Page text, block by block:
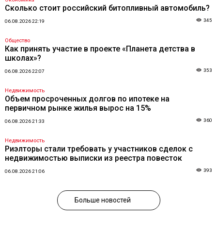
Сколько стоит российский битопливный автомобиль?
06.08.2026 22:19 345
Общество
Как принять участие в проекте «Планета детства в
школах»?
06.08.2026 22:07 353
Недвижимость
Объем просроченных долгов по ипотеке на
первичном рынке жилья вырос на 15%
06.08.2026 21:33 360
Недвижимость
Риэлторы стали требовать у участников сделок с
недвижимостью выписки из реестра повесток
06.08.2026 21:06 393
Больше новостей